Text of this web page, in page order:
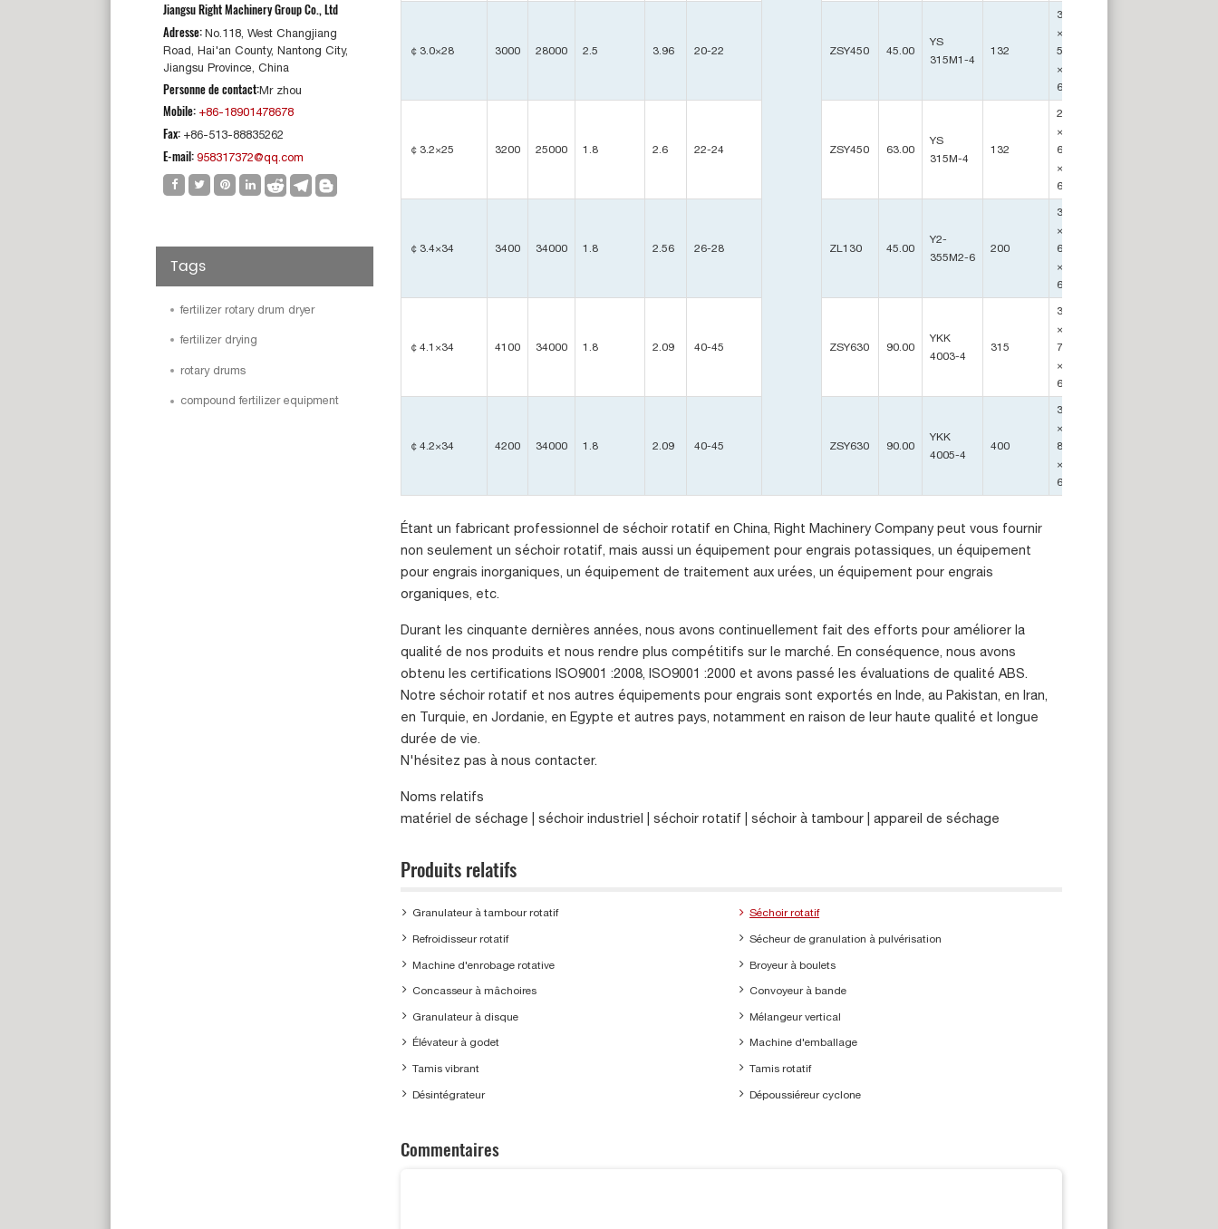
￠3.0×28 3000 28000 2.5 3.96 20-22 ZSY450 45.00
YS
315M1-4
132
30615
×
5960
×
6450
￠3.2×25 3200 25000 1.8 2.6 22-24 ZSY450 63.00
YS
315M-4
132
29500
×
6500
×
6300
￠3.4×34 3400 34000 1.8 2.56 26-28 ZL130 45.00
Y2-
355M2-6
200
34600
×
6678
×
6540
￠4.1×34 4100 34000 1.8 2.09 40-45 ZSY630 90.00
YKK
4003-4
315
36466
×
7800
×
6800
￠4.2×34 4200 34000 1.8 2.09 40-45 ZSY630 90.00
YKK
4005-4
400
37466
×
8000
×
6800
Étant un fabricant professionnel de séchoir rotatif en China, Right Machinery Company peut vous fournir
non seulement un séchoir rotatif, mais aussi un équipement pour engrais potassiques, un équipement
pour engrais inorganiques, un équipement de traitement aux urées, un équipement pour engrais
organiques, etc.
Durant les cinquante dernières années, nous avons continuellement fait des efforts pour améliorer la
qualité de nos produits et nous rendre plus compétitifs sur le marché. En conséquence, nous avons
obtenu les certifications ISO9001 :2008, ISO9001 :2000 et avons passé les évaluations de qualité ABS.
Notre séchoir rotatif et nos autres équipements pour engrais sont exportés en Inde, au Pakistan, en Iran,
en Turquie, en Jordanie, en Egypte et autres pays, notamment en raison de leur haute qualité et longue
durée de vie.
N'hésitez pas à nous contacter.
Noms relatifs
matériel de séchage | séchoir industriel | séchoir rotatif | séchoir à tambour | appareil de séchage
Produits relatifs
Granulateur à tambour rotatif Séchoir rotatif
Refroidisseur rotatif Sécheur de granulation à pulvérisation
Machine d'enrobage rotative Broyeur à boulets
Concasseur à mâchoires Convoyeur à bande
Granulateur à disque Mélangeur vertical
Élévateur à godet Machine d'emballage
Tamis vibrant Tamis rotatif
Désintégrateur Dépoussiéreur cyclone
Commentaires
Jiangsu Right Machinery Group Co., Ltd
Adresse: No.118, West Changjiang
Road, Hai'an County, Nantong City,
Jiangsu Province, China
Personne de contact:Mr zhou
Mobile: +86-18901478678
Fax: +86-513-88835262
E-mail: 958317372@qq.com
Tags
fertilizer rotary drum dryer
fertilizer drying
rotary drums
compound fertilizer equipment